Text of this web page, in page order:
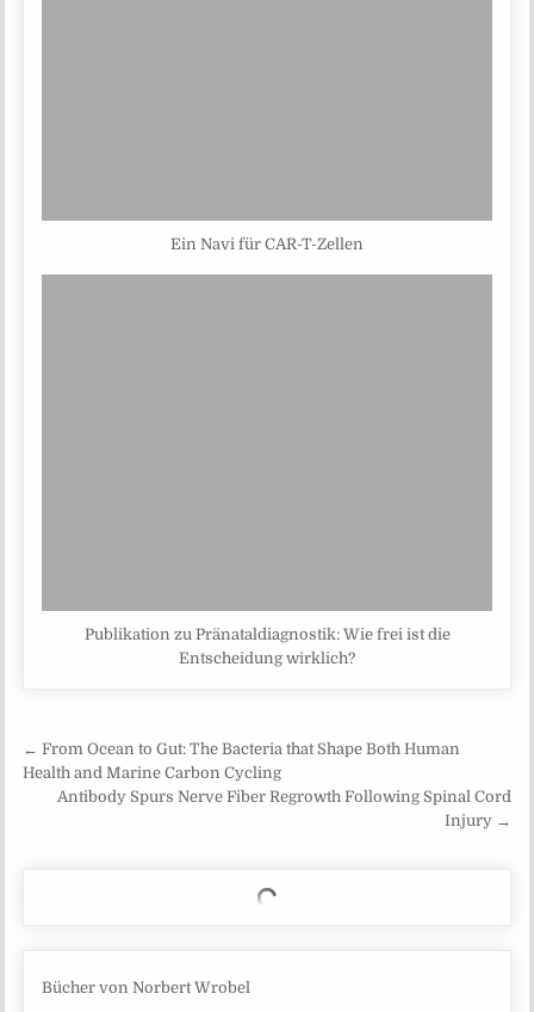
Ein Navi für CAR-T-Zellen
Publikation zu Pränataldiagnostik: Wie frei ist die
Entscheidung wirklich?
Beitragsnavigation
← From Ocean to Gut: The Bacteria that Shape Both Human
Health and Marine Carbon Cycling
Antibody Spurs Nerve Fiber Regrowth Following Spinal Cord
Injury →
Bücher von Norbert Wrobel